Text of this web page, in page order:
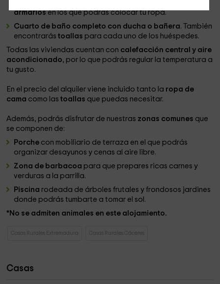
armariosen los que podrás colocar tu ropa.
Cuarto de baño completo con ducha o bañera. También
encontrarás toallas para cada uno de los huéspedes.
Todas las viviendas cuentan con calefacción central y aire
acondicionado, por lo que podrás regular la temperatura a
tu gusto.
En el precio del alquiler viene incluido tanto la ropa de
cama como las toallas que puedas necesitar.
Además, podrás disfrutar de nuestras zonas comunes que
se componen de:
Porche con mobiliario de terraza en el que podrás
organizar desayunos y cenas al aire libre.
Zona de barbacoa para que prepares ricas carnes y
verduras a la parrilla.
Piscina rodeada de árboles frutales y frondosos jardines
donde podrás tumbarte a tomar el sol.
*No se admiten animales en este alojamiento.
Casas Rurales Extremadura Casas Rurales Cáceres
Casas